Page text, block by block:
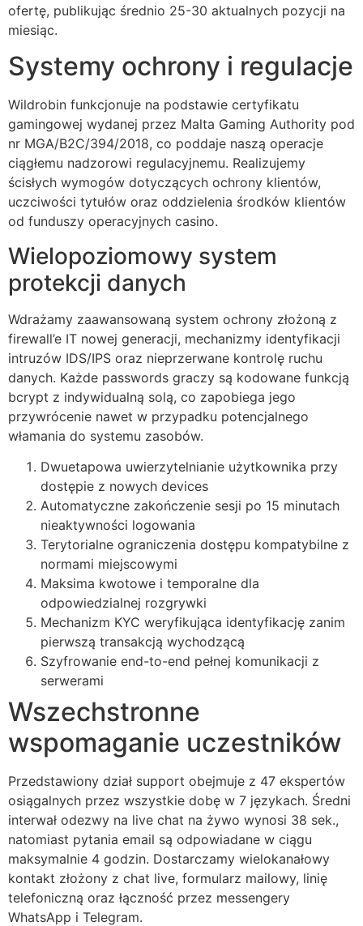
ofertę, publikując średnio 25-30 aktualnych pozycji na
miesiąc.
Systemy ochrony i regulacje
Wildrobin funkcjonuje na podstawie certyfikatu
gamingowej wydanej przez Malta Gaming Authority pod
nr MGA/B2C/394/2018, co poddaje naszą operacje
ciągłemu nadzorowi regulacyjnemu. Realizujemy
ścisłych wymogów dotyczących ochrony klientów,
uczciwości tytułów oraz oddzielenia środków klientów
od funduszy operacyjnych casino.
Wielopoziomowy system
protekcji danych
Wdrażamy zaawansowaną system ochrony złożoną z
firewall’e IT nowej generacji, mechanizmy identyfikacji
intruzów IDS/IPS oraz nieprzerwane kontrolę ruchu
danych. Każde passwords graczy są kodowane funkcją
bcrypt z indywidualną solą, co zapobiega jego
przywrócenie nawet w przypadku potencjalnego
włamania do systemu zasobów.
Dwuetapowa uwierzytelnianie użytkownika przy
dostępie z nowych devices
Automatyczne zakończenie sesji po 15 minutach
nieaktywności logowania
Terytorialne ograniczenia dostępu kompatybilne z
normami miejscowymi
Maksima kwotowe i temporalne dla
odpowiedzialnej rozgrywki
Mechanizm KYC weryfikująca identyfikację zanim
pierwszą transakcją wychodzącą
Szyfrowanie end-to-end pełnej komunikacji z
serwerami
Wszechstronne
wspomaganie uczestników
Przedstawiony dział support obejmuje z 47 ekspertów
osiągalnych przez wszystkie dobę w 7 językach. Średni
interwał odezwy na live chat na żywo wynosi 38 sek.,
natomiast pytania email są odpowiadane w ciągu
maksymalnie 4 godzin. Dostarczamy wielokanałowy
kontakt złożony z chat live, formularz mailowy, linię
telefoniczną oraz łączność przez messengery
WhatsApp i Telegram.